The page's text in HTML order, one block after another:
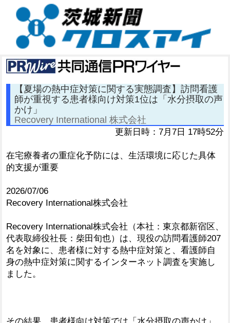
【夏場の熱中症対策に関する実態調査】訪問看護
師が重視する患者様向け対策1位は「水分摂取の声
かけ」
Recovery International 株式会社
更新日時：7月7日 17時52分
在宅療養者の重症化予防には、生活環境に応じた具体
的支援が重要
2026/07/06
Recovery International株式会社
Recovery International株式会社（本社：東京都新宿区、
代表取締役社長：柴田旬也）は、現役の訪問看護師207
名を対象に、患者様に対する熱中症対策と、看護師自
身の熱中症対策に関するインターネット調査を実施し
ました。
その結果、患者様向け対策では「水分摂取の声かけ」